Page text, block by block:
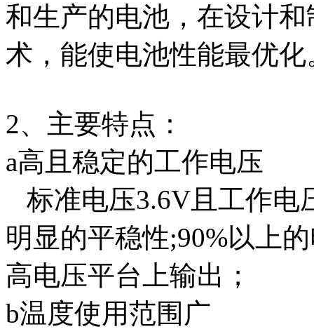
和生产的电池，在设计
术，能使电池性能最优化
2、主要特点：
a高且稳定的工作电压
标准电压3.6V且工作电
明显的平稳性;90%以上
高电压平台上输出；
b温度使用范围广